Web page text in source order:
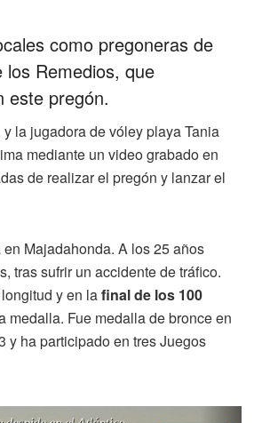
como pregoneras de
Remedios, que
este pregón.
la jugadora de vóley playa Tania
mediante un video grabado en
de realizar el pregón y lanzar el
en Majadahonda. A los 25 años
tras sufrir un accidente de tráfico.
y en lafinal de los 100
medalla. Fue medalla de bronce en
y ha participado en tres Juegos